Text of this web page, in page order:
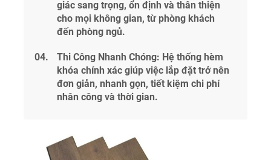
giác sang trọng, ổn định và thân thiện
cho mọi không gian, từ phòng khách
đến phòng ngủ.
Thi Công Nhanh Chóng: Hệ thống hèm
khóa chính xác giúp việc lắp đặt trở nên
đơn giản, nhanh gọn, tiết kiệm chi phí
nhân công và thời gian.